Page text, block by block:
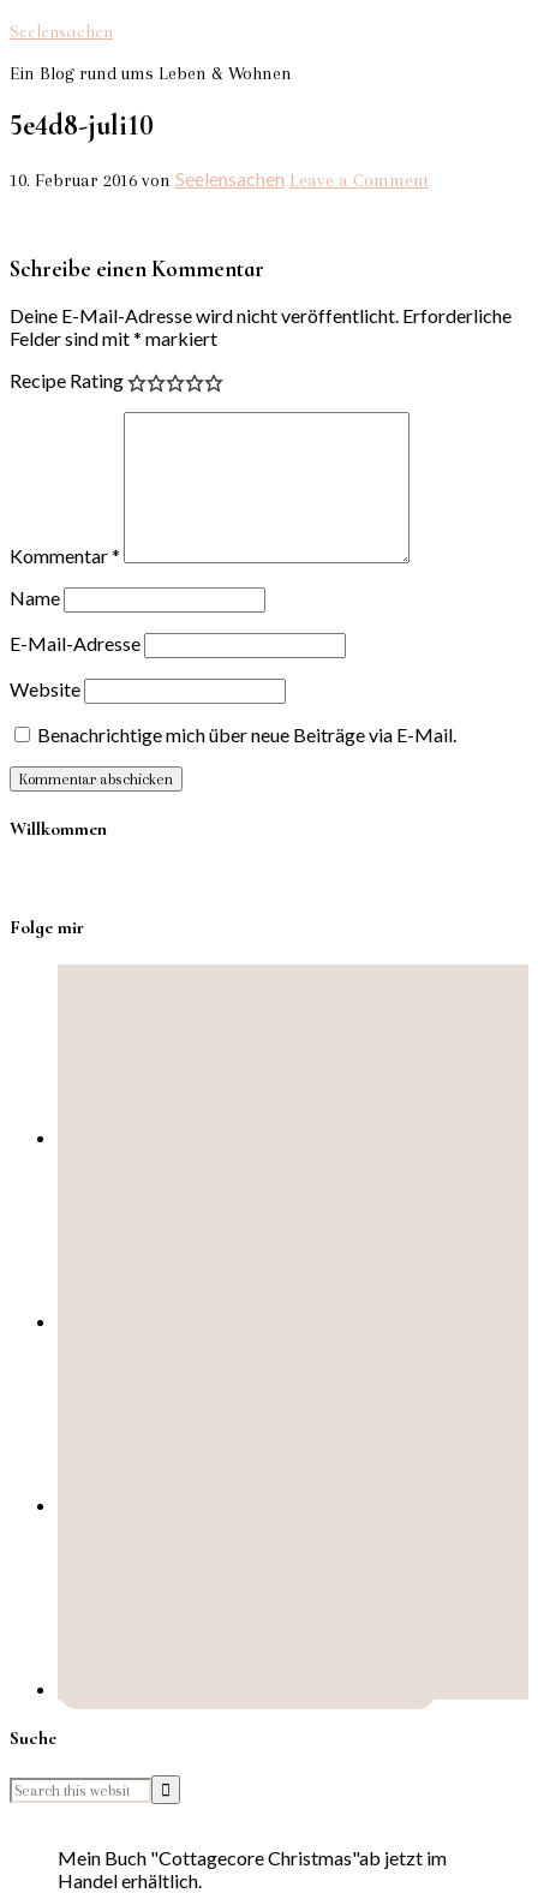
Seelensachen
Ein Blog rund ums Leben & Wohnen
5e4d8-juli10
10. Februar 2016 von Seelensachen Leave a Comment
Schreibe einen Kommentar
Deine E-Mail-Adresse wird nicht veröffentlicht. Erforderliche
Felder sind mit* markiert
Recipe Rating
Kommentar*
Name
E-Mail-Adresse
Website
Benachrichtige mich über neue Beiträge via E-Mail.
Willkommen
Folge mir
Suche
Mein Buch "Cottagecore Christmas"ab jetzt im
Handel erhältlich.